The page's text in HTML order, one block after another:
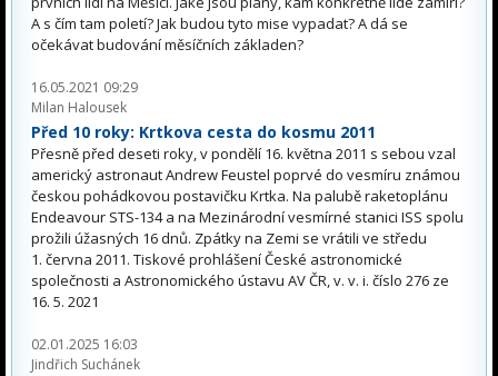
A s čím tam poletí? Jak budou tyto mise vypadat? A dá se
očekávat budování měsíčních základen?
16.05.2021 09:29
Milan Halousek
Před 10 roky: Krtkova cesta do kosmu 2011
Přesně před deseti roky, v pondělí 16. května 2011 s sebou vzal
americký astronaut Andrew Feustel poprvé do vesmíru známou
českou pohádkovou postavičku Krtka. Na palubě raketoplánu
Endeavour STS-134 a na Mezinárodní vesmírné stanici ISS spolu
prožili úžasných 16 dnů. Zpátky na Zemi se vrátili ve středu
1. června 2011. Tiskové prohlášení České astronomické
společnosti a Astronomického ústavu AV ČR, v. v. i. číslo 276 ze
16. 5. 2021
02.01.2025 16:03
Jindřich Suchánek